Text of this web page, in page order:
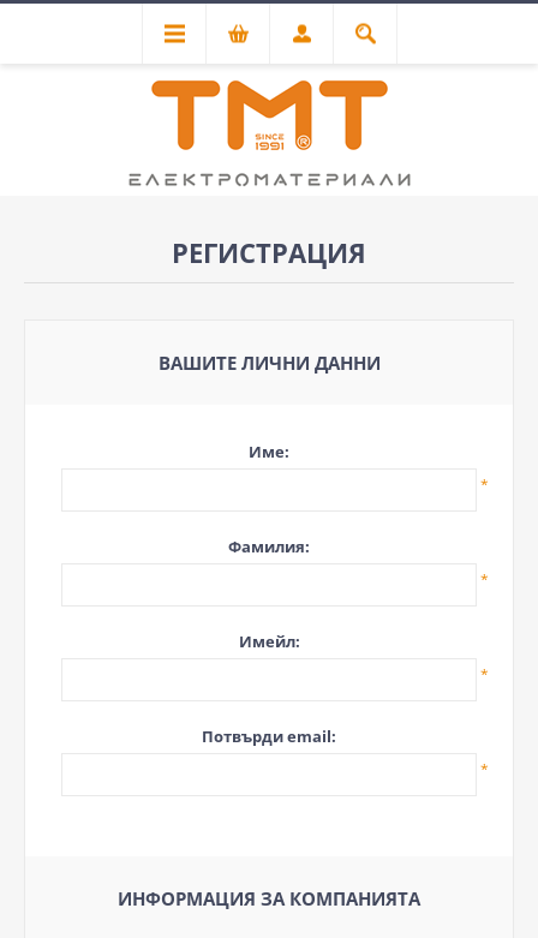
РЕГИСТРАЦИЯ
ВАШИТЕ ЛИЧНИ ДАННИ
Име:
*
Фамилия:
*
Имейл:
*
Потвърди email:
*
ИНФОРМАЦИЯ ЗА КОМПАНИЯТА